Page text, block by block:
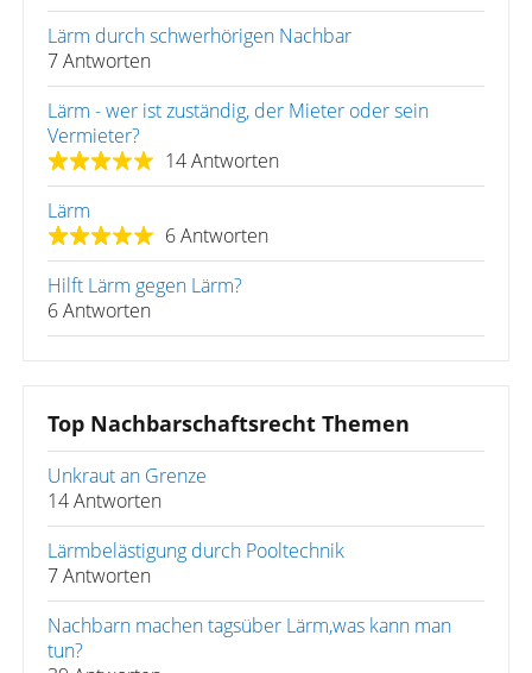
Lärm durch schwerhörigen Nachbar
7 Antworten
Lärm - wer ist zuständig, der Mieter oder sein
Vermieter?
14 Antworten
Lärm
6 Antworten
Hilft Lärm gegen Lärm?
6 Antworten
Top Nachbarschaftsrecht Themen
Unkraut an Grenze
14 Antworten
Lärmbelästigung durch Pooltechnik
7 Antworten
Nachbarn machen tagsüber Lärm,was kann man
tun?